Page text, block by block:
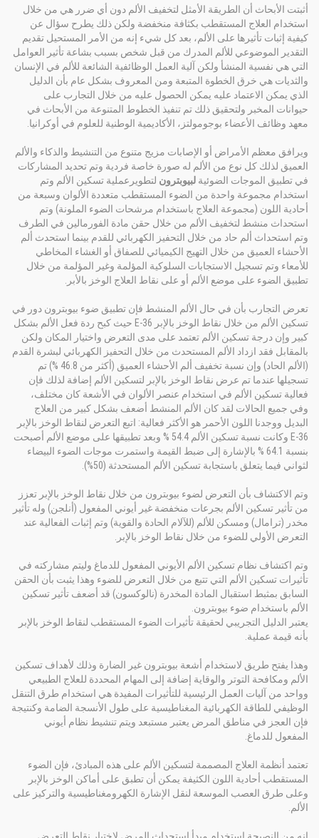
أثبتت الأبحاث أن الطريقة الأمثل لتخفيف الألم دون أي ضرر هي من خلال
استخدام العلاج المستقطب بكثافة منخفضة ولكن ذلك يطرح سؤال عن
كيفية إثبات تأثيرها على الألم، بعد كل شيء إنه من الأمر المستحيل تقديم
التقدير الموضوعي للألم المدرك من قبل شخص بسبب بشاعة تأثير العوامل
التي هي نفسية المنشأ ولكن آلية العمل الوظائفية الشائعة للألم في الإنسان
والثديات هي خرق الخطوة المتبعة ومن المعروف بشكل عام بأن الدليل
الذي يمكن الاعتماد عليه يمكن الحصول عليه من خلال التجارب على
حيوانات المخبر ولتحقيق ذلك تم تنفيذ الخطوط المتنوعة من الأبحاث في
معهد وظائف الأعضاء بوجومولتز، الأكاديمية الوطنية للعلوم في أوكرانيا.
ويرافق معظم الأمراض أو الإصابات مزيج متنوع من التنشيط والذكاء والألم
العميق لذلك كل نوع من الألم له صورة خاصة فردية وتم تحديد المشاركات
في تطبيق الموجات الضوئية لبيوبترون لتطويرعملية تسكين الألم وتم
استخدام مجموعة واحدة من الضوء المستقطب متعددة الألوان وسبعة من
أحادية اللون (مجموعة العلاج باستخدام مرشحات الضوء الملونة) وتم
استحداث منشط لتخفيف الألم من خلال حقن مادة الفورمالين في الطرف
وتم استحداث ألم حاد من خلال التحفيز الكهربائي للقدم بينما استحدث ألم
الأحشاء العميق من خلال التهيج الكيميائي للصفاق أو الغشاء المخاطي
للأمعاء وتم تسجيل الاستجابات السلوكية المؤلمة وغير المؤلمة من خلال
تطبيق الضوء على موضع الألم أو على نقاط العلاج الوخز بالأبر.
تعرض التجارب بأن في حال الألم المنشط فإن تطبيق ضوء بيوبترون دور في
تسكين الألم من خلال نقاط الوخز بالإبر E-36 حيث كبح ردة فعل الألم بشكل
كبير وإن درجة تسكين الألم تعتمد على مدى التعرض واختيار المكان ولكن
بالمقابل فقد ازداد الألم المستحدث من خلال التحفيز الكهربائي لبشرة القدم
(الألم الحاد) وإن نسبة تخفيف ألم الأحشاء العميق (أكثر من 46.8 %) تم
تسجيلها عندما تم عرض نقاط الوخز بالإبر لتسكين الألم إضافة لذلك فإن
فعالية تسكين الألم في استخدام عنصر الألوان في الأشعة كان مختلف،
وفي جميع الحالات لقد كان الألم المنشط أضعف بشكل كبير من العلاج
البديل ووجدنا اللون الأحمر هو الأكثر فعالية: اتبع التعرض لنقاط الوخز بالإبر
E-36 وكانت نسبة تسكين الألم 54.4 % وبعد تطبيقها على موضع الألم أصبحت
بنسبة 64.1 % بالإشارة إلى ضبط القيمة واستمرت موجات الضوء البيضاء
لثواني فيما يتعلق باستجابة تسكين الألم المستحدثة (50%).
وتم الاكتشاف بأن التعرض لضوء بيوبترون من خلال نقاط الوخز بالإبر تعزز
من تأثير تسكين الألم بجرعات منخفضة غير أيوني المفعول (أنلجن) وله تأثير
مخدر (ترامال) ومسكن للألم (للآلام الحادة والقوية) وتم إثبات الفعالية عند
التعرض الأولي للضوء من خلال نقاط الوخز بالإبر.
وتم اكتشاف نظام تسكين الألم الأيوني المفعول للدماغ وليتم مشاركته في
تأثيرات تسكين الألم التي تتبع من خلال التعرض للضوء وهذا يثبت بأن الحقن
السابق بمثبط استقبال المادة المخدرة (نالوكسون) قد أضعف تأثير تسكين
الألم باستخدام ضوء بيوبترون.
يعتبر الدليل التجريبي لحقيقة تأثيرات الضوء المستقطب لنقاط الوخز بالإبر
بأنه قيمة عملية.
وهذا يفتح طريق لاستخدام أشعة بيوبترون غير الضارة وذلك لأهداف تسكين
الألم ومكافحة التوتر والوقاية إضافة إلى المهام المحددة للعلاج الطبيعي
وواحد من آليات العمل الرئيسية للتأثيرات المفيدة هي استخدام طرق التنقل
الوظيفي للطاقة الكهربائية المغناطيسية على طول الأنسجة الضامة وكنتيجة
فإن العجز في مناطق المرض يعتبر مستبعد ويتم تنشيط نظام أيوني
المفعول للدماغ.
تعتمد أنظمة العلاج المصممة لتسكين الألم على هذه المبادئ، فإن الضوء
المستقطب أحادية اللون الكثيفة يمكن أن تطبق على أماكن الوخز بالإبر
وعلى طرق العصب الموسعة لنقل الإشارة الكهرومغناطيسية والتركيز على
الألم.